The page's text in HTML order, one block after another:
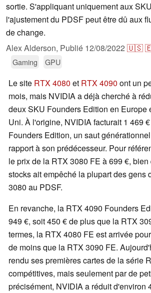
sortie. S'appliquant uniquement aux
l'ajustement du PDSF peut être dû aux
de change.
Alex Alderson, Publié 12/08/2022 🇺🇸
Gaming
GPU
Le site RTX 4080 et RTX 4090 ont un
mois, mais NVIDIA a déjà cherché à
deux SKU Founders Edition en Europe
Uni. À l'origine, NVIDIA facturait 1 469
Founders Edition, un saut
rapport à son prédécesseur. Pour
le prix de la RTX 3080 FE à 699 €,
stocks ait empêché la plupart des gens
3080 au PDSF.
En revanche, la RTX 4090 Founders
949 €, soit 450 € de plus que la RTX
termes, la RTX 4080 FE est arrivée
de moins que la RTX 3090 FE.
rendu ses premières cartes de la série
compétitives, mais seulement par de
précisément, NVIDIA a réduit d'environ